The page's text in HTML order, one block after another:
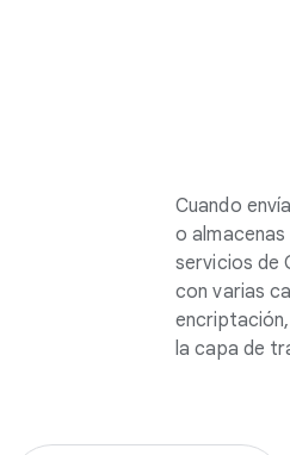
Cuando
o
servicios de
con varias
la capa de